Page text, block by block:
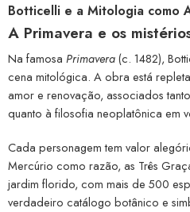
Botticelli e a Mitologia como
A Primavera e os
Na famosa Primavera(c. 1482),
cena mitológica. A obra está
amor e renovação, associados
quanto à filosofia neoplatônica em
Cada personagem tem valor
Mercúrio como razão, as Três
jardim florido, com mais de 500
verdadeiro catálogo botânico e